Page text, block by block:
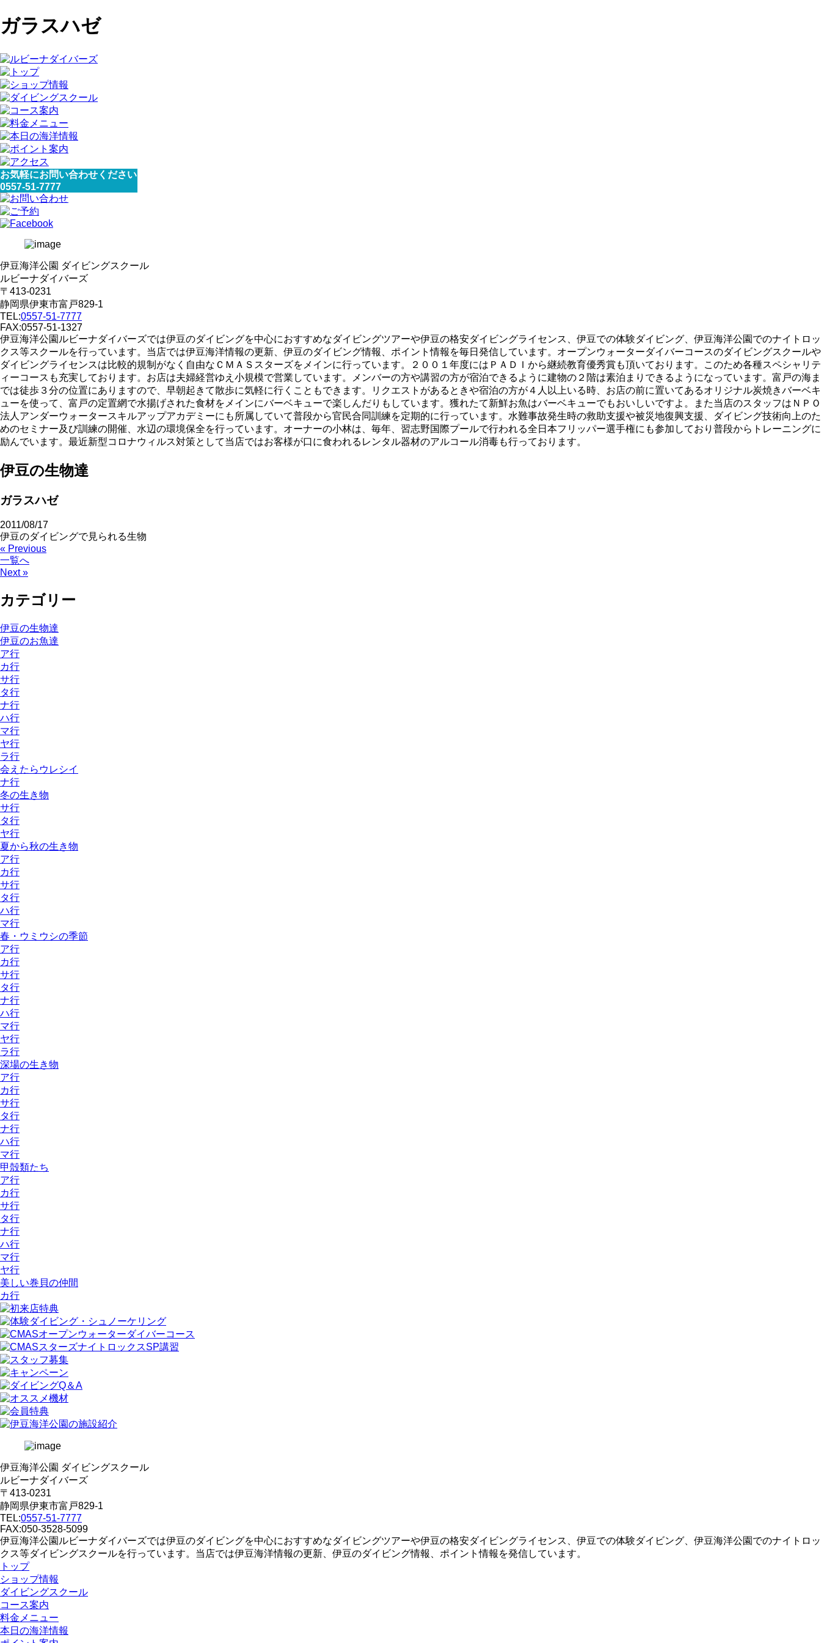
ガラスハゼ
お気軽にお問い合わせください
0557-51-7777
伊豆海洋公園 ダイビングスクール
ルビーナダイバーズ
〒413-0231
静岡県伊東市富戸829-1
TEL:0557-51-7777
FAX:0557-51-1327
伊豆海洋公園ルビーナダイバーズでは伊豆のダイビングを中心におすすめなダイビングツアーや伊豆の格安ダイビングライセンス、伊豆での体験ダイビング、伊豆海洋公園でのナイトロッ
クス等スクールを行っています。当店では伊豆海洋情報の更新、伊豆のダイビング情報、ポイント情報を毎日発信しています。オープンウォーターダイバーコースのダイビングスクールや
ダイビングライセンスは比較的規制がなく自由なＣＭＡＳスターズをメインに行っています。２００１年度にはＰＡＤＩから継続教育優秀賞も頂いております。このため各種スペシャリテ
ィーコースも充実しております。お店は夫婦経営ゆえ小規模で営業しています。メンバーの方や講習の方が宿泊できるように建物の２階は素泊まりできるようになっています。富戸の海ま
では徒歩３分の位置にありますので、早朝起きて散歩に気軽に行くこともできます。リクエストがあるときや宿泊の方が４人以上いる時、お店の前に置いてあるオリジナル炭焼きバーベキ
ューを使って、富戸の定置網で水揚げされた食材をメインにバーベキューで楽しんだりもしています。獲れたて新鮮お魚はバーベキューでもおいしいですよ。また当店のスタッフはＮＰＯ
法人アンダーウォータースキルアップアカデミーにも所属していて普段から官民合同訓練を定期的に行っています。水難事故発生時の救助支援や被災地復興支援、ダイビング技術向上のた
めのセミナー及び訓練の開催、水辺の環境保全を行っています。オーナーの小林は、毎年、習志野国際プールで行われる全日本フリッパー選手権にも参加しており普段からトレーニングに
励んでいます。最近新型コロナウィルス対策として当店ではお客様が口に食われるレンタル器材のアルコール消毒も行っております。
伊豆の生物達
ガラスハゼ
2011/08/17
伊豆のダイビングで見られる生物
« Previous
一覧へ
Next »
カテゴリー
伊豆の生物達
伊豆のお魚達
ア行
カ行
サ行
タ行
ナ行
ハ行
マ行
ヤ行
ラ行
会えたらウレシイ
ナ行
冬の生き物
サ行
タ行
ヤ行
夏から秋の生き物
ア行
カ行
サ行
タ行
ハ行
マ行
春・ウミウシの季節
ア行
カ行
サ行
タ行
ナ行
ハ行
マ行
ヤ行
ラ行
深場の生き物
ア行
カ行
サ行
タ行
ナ行
ハ行
マ行
甲殻類たち
ア行
カ行
サ行
タ行
ナ行
ハ行
マ行
ヤ行
美しい巻貝の仲間
カ行
伊豆海洋公園 ダイビングスクール
ルビーナダイバーズ
〒413-0231
静岡県伊東市富戸829-1
TEL:0557-51-7777
FAX:050-3528-5099
伊豆海洋公園ルビーナダイバーズでは伊豆のダイビングを中心におすすめなダイビングツアーや伊豆の格安ダイビングライセンス、伊豆での体験ダイビング、伊豆海洋公園でのナイトロッ
クス等ダイビングスクールを行っています。当店では伊豆海洋情報の更新、伊豆のダイビング情報、ポイント情報を発信しています。
トップ
ショップ情報
ダイビングスクール
コース案内
料金メニュー
本日の海洋情報